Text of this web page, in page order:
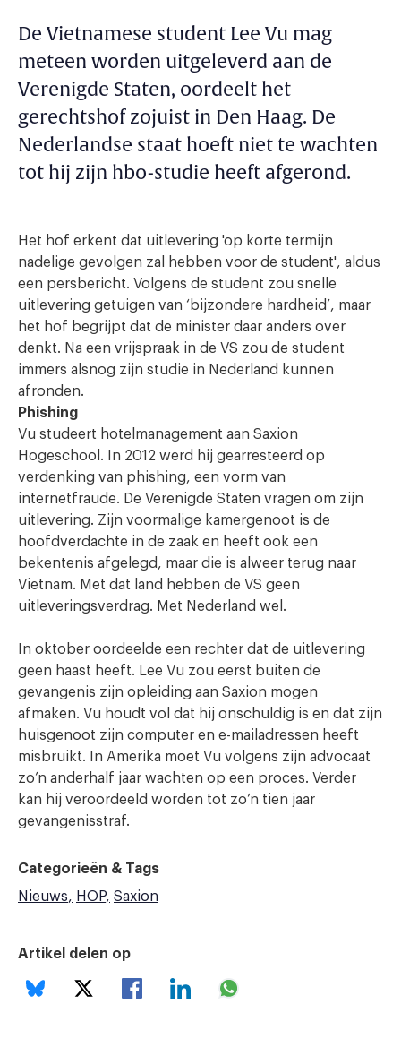
De Vietnamese student Lee Vu mag
meteen worden uitgeleverd aan de
Verenigde Staten, oordeelt het
gerechtshof zojuist in Den Haag. De
Nederlandse staat hoeft niet te wachten
tot hij zijn hbo-studie heeft afgerond.
Het hof erkent dat uitlevering 'op korte termijn
nadelige gevolgen zal hebben voor de student', aldus
een persbericht. Volgens de student zou snelle
uitlevering getuigen van ‘bijzondere hardheid’, maar
het hof begrijpt dat de minister daar anders over
denkt. Na een vrijspraak in de VS zou de student
immers alsnog zijn studie in Nederland kunnen
afronden.
Phishing
Vu studeert hotelmanagement aan Saxion
Hogeschool. In 2012 werd hij gearresteerd op
verdenking van phishing, een vorm van
internetfraude. De Verenigde Staten vragen om zijn
uitlevering. Zijn voormalige kamergenoot is de
hoofdverdachte in de zaak en heeft ook een
bekentenis afgelegd, maar die is alweer terug naar
Vietnam. Met dat land hebben de VS geen
uitleveringsverdrag. Met Nederland wel.
In oktober oordeelde een rechter dat de uitlevering
geen haast heeft. Lee Vu zou eerst buiten de
gevangenis zijn opleiding aan Saxion mogen
afmaken. Vu houdt vol dat hij onschuldig is en dat zijn
huisgenoot zijn computer en e-mailadressen heeft
misbruikt. In Amerika moet Vu volgens zijn advocaat
zo’n anderhalf jaar wachten op een proces. Verder
kan hij veroordeeld worden tot zo’n tien jaar
gevangenisstraf.
Categorieën & Tags
Nieuws
HOP Saxion
Artikel delen op